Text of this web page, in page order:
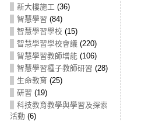
新大樓施工 (36)
智慧學習 (84)
智慧學習學校 (15)
智慧學習學校會議 (220)
智慧學習教師增能(106)
智慧學習種子教師研習 (28)
生命教育 (25)
研習 (19)
科技教育教學與學習及探索
活動 (6)